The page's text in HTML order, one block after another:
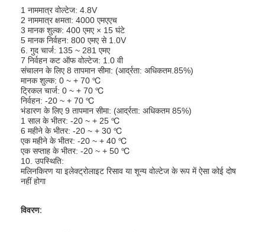
1 नाममात्र वोल्टेज: 4.8V
2 नाममात्र क्षमता: 4000 एमएएच
3 मानक शुल्क: 400 एमए × 15 घंटे
5 मानक निर्वहन: 800 एमए से 1.0V
6. गुद चार्ज: 135 ~ 281 एमए
7 निर्वहन कट ऑफ वोल्टेज: 1.0 वी
संचालन के लिए 8 तापमान सीमा: (आर्द्रता: अधिकतम.85%)
मानक शुल्क: 0 ~ + 70 ℃
ट्रिकल चार्ज: 0 ~ + 70 ℃
निर्वहन: -20 ~ + 70 ℃
भंडारण के लिए 9 तापमान सीमा: (आर्द्रता: अधिकतम 85%)
1 साल के भीतर: -20 ~ + 25 ℃
6 महीने के भीतर: -20 ~ + 30 ℃
एक महीने के भीतर: -20 ~ + 40 ℃
एक सप्ताह के भीतर: -20 ~ + 50 ℃
10. उपस्थिति:
मलिनकिरण या इलेक्ट्रोलाइट रिसाव या शून्य वोल्टेज के रूप में ऐसा कोई दोष
नहीं होगा
विवरण: